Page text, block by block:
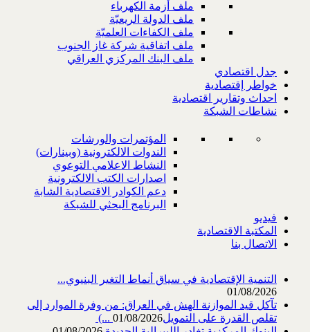
ملف أزمة الكهرباء
ملف الدولة الريعيّة
ملف الكفاءات العلميّة
ملف اتفاقية شركة غاز الجنوب
ملف البنك المركزي العراقي
جدل اقتصادي
خواطر إقتصادية
احداث وتقارير اقتصادية
نشاطات الشبكة
المؤتمرات والورشات
الندوات الالكترونية (وبينارات)
النشاط الاعلامي التوعوي
اصدارات الكتب الالكترونية
دعم الكوادر الاقتصادية الشابة
البرنامج البحثي للشبكة
فيديو
المكتبة الاقتصادية
الاتصال بنا
التنمية الإقتصادية في سياق أنماط التغير البنيوي...
01/08/2026
تآكل قيد الموازنة الهش في العراق: من وفرة الموارد إلى
تقلص القدرة على التمويل‎ (...01/08/2026